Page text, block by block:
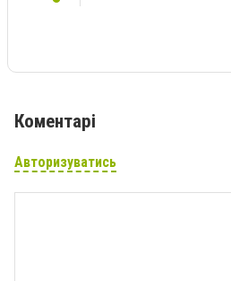
Коментарі
Авторизуватись